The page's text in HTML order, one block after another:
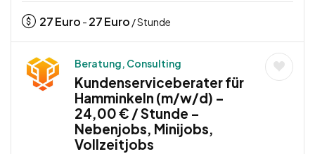
27Euro - 27Euro / Stunde
Beratung, Consulting
Kundenserviceberater für
Hamminkeln (m/w/d) –
24,00 € / Stunde –
Nebenjobs, Minijobs,
Vollzeitjobs